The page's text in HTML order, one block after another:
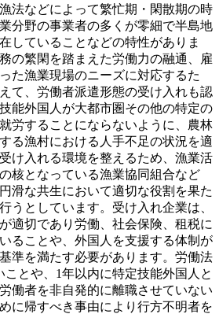
法などによって繁忙期・閑散期の時
分野の事業者の多くが零細で半島地
していることなどの特性がありま
の繁閑を踏まえた労働力の融通、雇
た漁業現場のニーズに対応するた
て、労働者派遣形態の受け入れも認
能外国人が大都市圏その他の特定の
労することにならないように、農林
る漁村における人手不足の状況を適
け入れる環境を整えるため、漁業活
核となっている漁業協同組合など
滑な共生において適切な役割を果た
うとしています。受け入れ企業は、
適切であり労働、社会保険、租税に
ることや、外国人を支援する体制が
準を満たす必要があります。労働法
とや、1年以内に特定技能外国人と
働者を非自発的に離職させていない
に帰すべき事由により行方不明者を